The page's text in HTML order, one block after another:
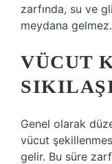
zarfında, su ve
meydana gelmez.
VÜCUT
Genel olarak
vücut
gelir. Bu süre